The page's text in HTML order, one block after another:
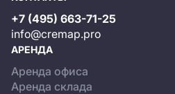
+7 (495) 663-71-25
info@cremap.pro
АРЕНДА
Аренда офиса
Аренда склада